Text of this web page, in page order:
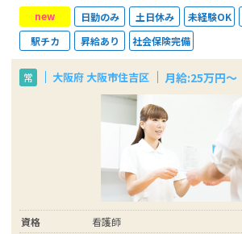
new 日勤のみ 土日休み 未経験OK
駅チカ
昇給あり 社会保険完備
常 大阪府 大阪市住吉区 月給:25万円～
資格
看護師